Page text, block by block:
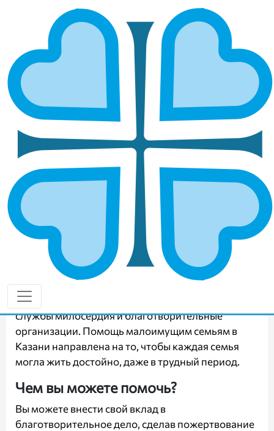
БЛАГОТВОРИТЕЛЬНАЯ ПОМОЩЬ
МАЛОИМУЩИМ
Какая бывает благотворительная
помощь малоимущим?
Благотворительная помощь малоимущим — это
поддержка семей и одиноких людей,
оказавшихся в сложных жизненных
обстоятельствах. Она включает предоставление
продуктов, одежды, лекарств, оплату лечения,
коммунальных услуг и временного жилья.
Гуманитарная помощь малоимущим помогает
удовлетворить самые насущные потребности и
вернуть чувство стабильности. Социальная
поддержка нуждающихся осуществляется через
службы милосердия и благотворительные
организации. Помощь малоимущим семьям в
Казани направлена на то, чтобы каждая семья
могла жить достойно, даже в трудный период.
Чем вы можете помочь?
Вы можете внести свой вклад в
благотворительное дело, сделав пожертвование
Подписаться